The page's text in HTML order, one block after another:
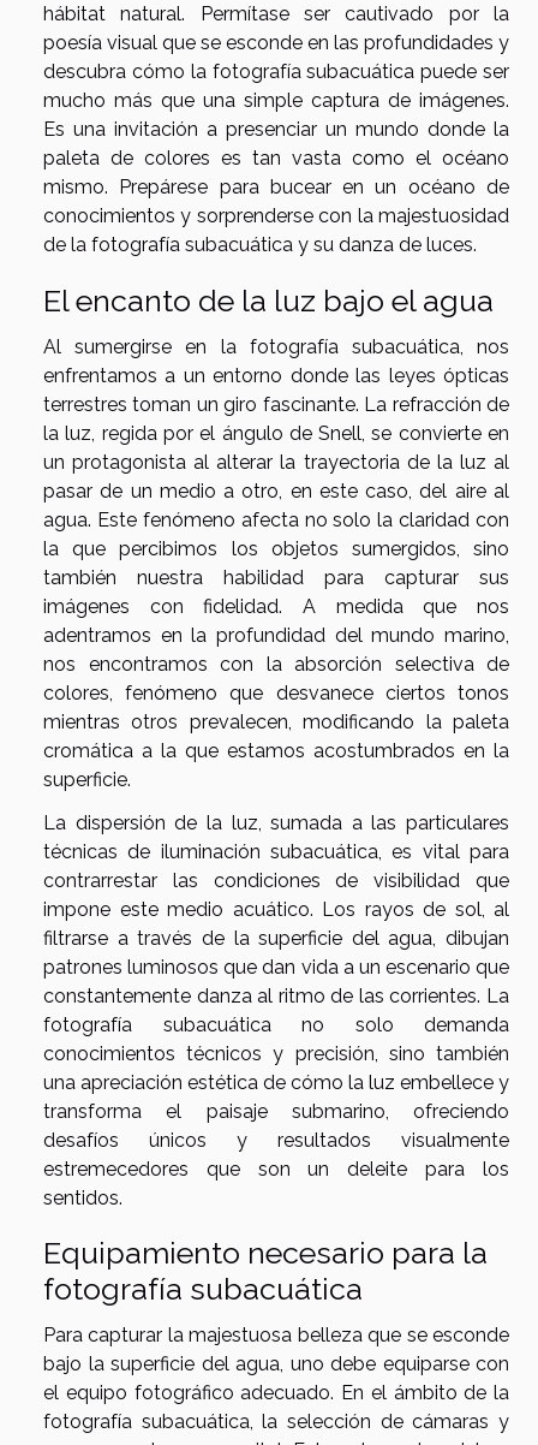
hábitat natural. Permítase ser cautivado por la
poesía visual que se esconde en las profundidades y
descubra cómo la fotografía subacuática puede ser
mucho más que una simple captura de imágenes.
Es una invitación a presenciar un mundo donde la
paleta de colores es tan vasta como el océano
mismo. Prepárese para bucear en un océano de
conocimientos y sorprenderse con la majestuosidad
de la fotografía subacuática y su danza de luces.
El encanto de la luz bajo el agua
Al sumergirse en la fotografía subacuática, nos
enfrentamos a un entorno donde las leyes ópticas
terrestres toman un giro fascinante. La refracción de
la luz, regida por el ángulo de Snell, se convierte en
un protagonista al alterar la trayectoria de la luz al
pasar de un medio a otro, en este caso, del aire al
agua. Este fenómeno afecta no solo la claridad con
la que percibimos los objetos sumergidos, sino
también nuestra habilidad para capturar sus
imágenes con fidelidad. A medida que nos
adentramos en la profundidad del mundo marino,
nos encontramos con la absorción selectiva de
colores, fenómeno que desvanece ciertos tonos
mientras otros prevalecen, modificando la paleta
cromática a la que estamos acostumbrados en la
superficie.
La dispersión de la luz, sumada a las particulares
técnicas de iluminación subacuática, es vital para
contrarrestar las condiciones de visibilidad que
impone este medio acuático. Los rayos de sol, al
filtrarse a través de la superficie del agua, dibujan
patrones luminosos que dan vida a un escenario que
constantemente danza al ritmo de las corrientes. La
fotografía subacuática no solo demanda
conocimientos técnicos y precisión, sino también
una apreciación estética de cómo la luz embellece y
transforma el paisaje submarino, ofreciendo
desafíos únicos y resultados visualmente
estremecedores que son un deleite para los
sentidos.
Equipamiento necesario para la
fotografía subacuática
Para capturar la majestuosa belleza que se esconde
bajo la superficie del agua, uno debe equiparse con
el equipo fotográfico adecuado. En el ámbito de la
fotografía subacuática, la selección de cámaras y